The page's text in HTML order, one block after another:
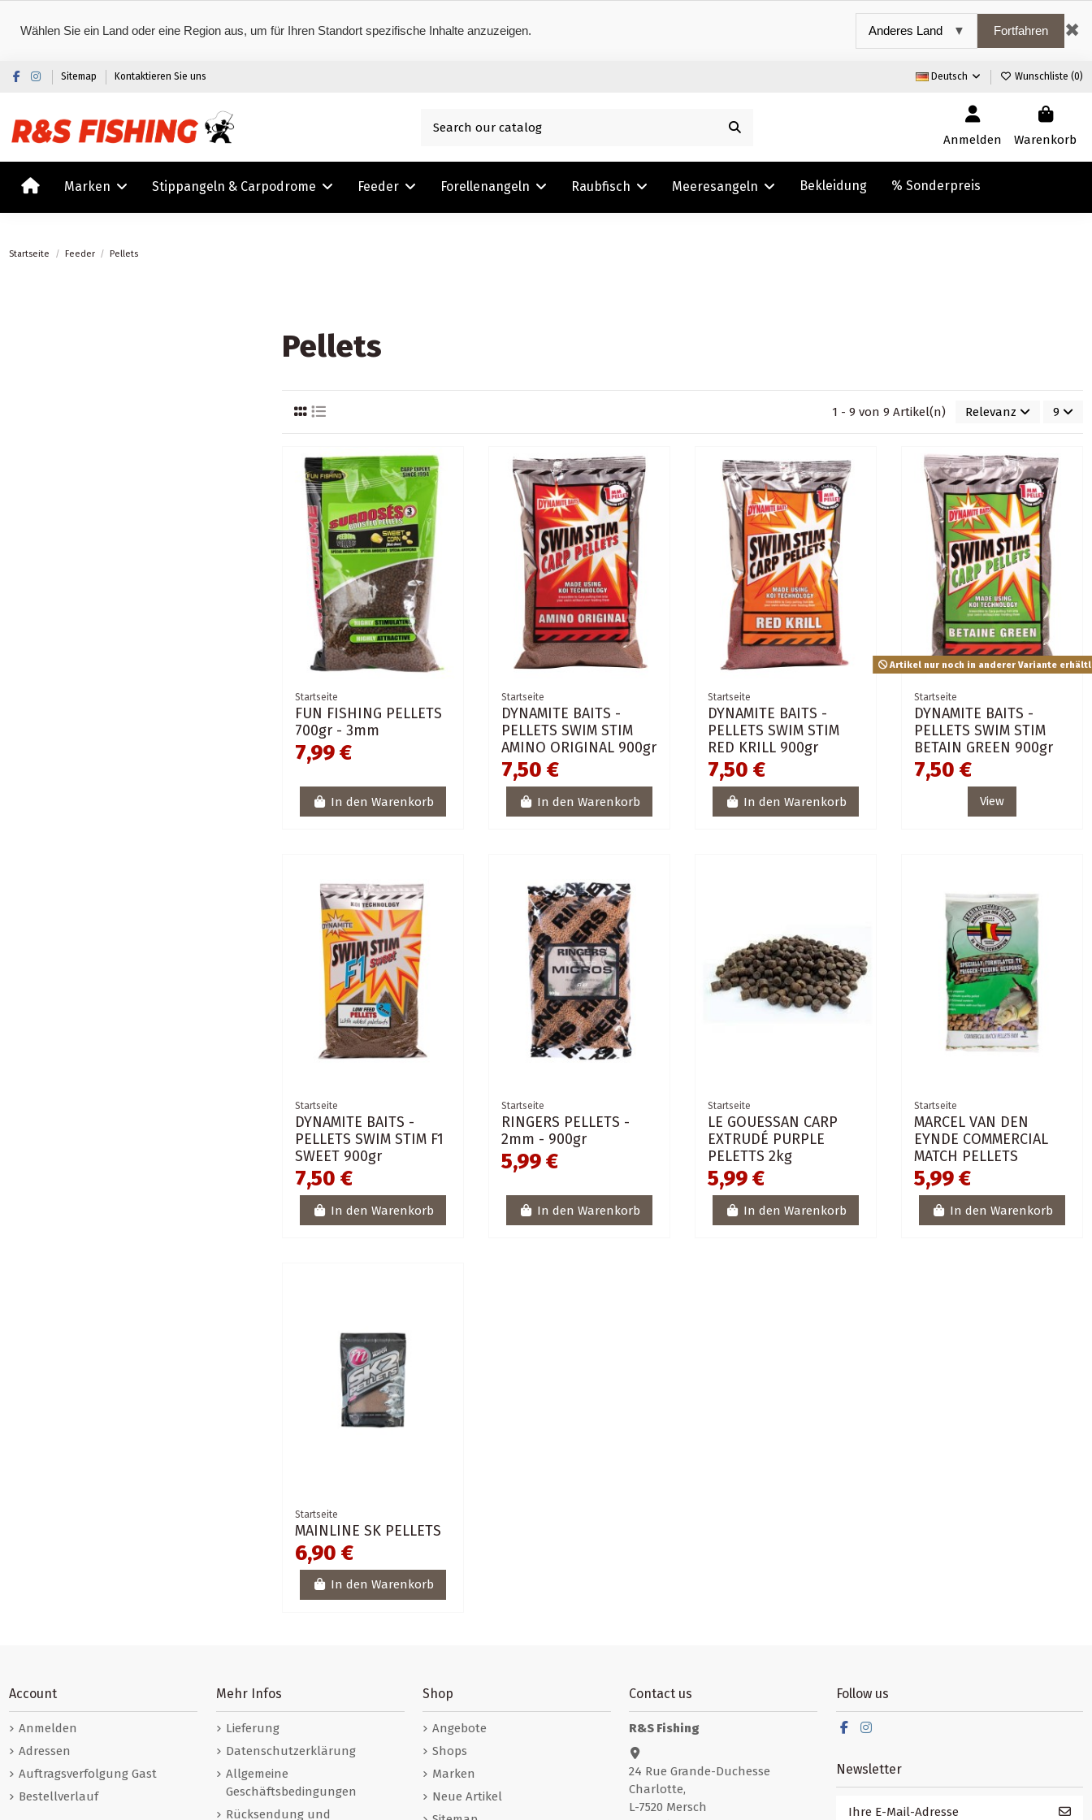
Wählen Sie ein Land oder eine Region aus, um für Ihren Standort spezifische Inhalte anzuzeigen. Fortfahren ✖
Sitemap Kontaktieren Sie uns Deutsch Wunschliste (0)
Anmelden Warenkorb
Marken Stippangeln & Carpodrome Feeder Forellenangeln Raubfisch Meeresangeln Bekleidung % Sonderpreis
Startseite Feeder Pellets
Pellets
1 - 9 von 9 Artikel(n) Relevanz 9
Startseite
FUN FISHING PELLETS
700gr - 3mm
7,99 €
In den Warenkorb
Startseite
DYNAMITE BAITS -
PELLETS SWIM STIM
AMINO ORIGINAL 900gr
7,50 €
In den Warenkorb
Startseite
DYNAMITE BAITS -
PELLETS SWIM STIM
RED KRILL 900gr
7,50 €
In den Warenkorb
Artikel nur noch in anderer Variante
Startseite
DYNAMITE BAITS -
PELLETS SWIM STIM
BETAIN GREEN 900gr
7,50 €
View
Startseite
DYNAMITE BAITS -
PELLETS SWIM STIM F1
SWEET 900gr
7,50 €
In den Warenkorb
Startseite
RINGERS PELLETS -
2mm - 900gr
5,99 €
In den Warenkorb
Startseite
LE GOUESSAN CARP
EXTRUDÉ PURPLE
PELETTS 2kg
5,99 €
In den Warenkorb
Startseite
MARCEL VAN DEN
EYNDE COMMERCIAL
MATCH PELLETS
5,99 €
In den Warenkorb
Startseite
MAINLINE SK PELLETS
6,90 €
In den Warenkorb
Account
Anmelden
Adressen
Auftragsverfolgung Gast
Bestellverlauf
Mehr Infos
Lieferung
Datenschutzerklärung
Allgemeine
Geschäftsbedingungen
Rücksendung und
Shop
Angebote
Shops
Marken
Neue Artikel
Contact us
R&S Fishing
24 Rue Grande-Duchesse
Charlotte,
L-7520 Mersch
Follow us
Newsletter